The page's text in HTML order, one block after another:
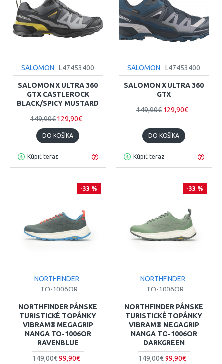
SALOMON L47453400
SALOMON X ULTRA 360
GTX CASTLEROCK
BLACK/SPICY MUSTARD
149,90€ 129,90€
DO KOŠÍKA
Kúpiť teraz
SALOMON L47453400
SALOMON X ULTRA 360
GTX
149,90€ 129,90€
DO KOŠÍKA
Kúpiť teraz
-33 %
NORTHFINDER
TO-1006OR
NORTHFINDER PÁNSKE
TURISTICKÉ TOPÁNKY
VIBRAM® MEGAGRIP
NANGA TO-1006OR
RAVENBLUE
149,00€99,90€
-33 %
NORTHFINDER
TO-1006OR
NORTHFINDER PÁNSKE
TURISTICKÉ TOPÁNKY
VIBRAM® MEGAGRIP
NANGA TO-1006OR
DARKGREEN
149,00€99,90€